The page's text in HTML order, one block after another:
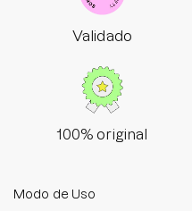
Validado
100% original
Modo de Uso